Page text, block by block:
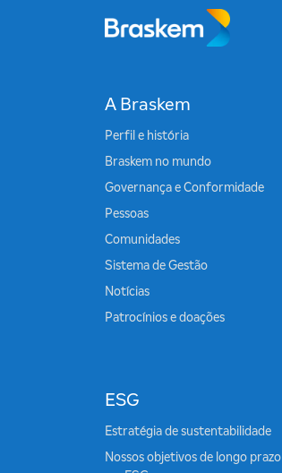
A Braskem
Perfil e história
Braskem no mundo
Governança e Conformidade
Pessoas
Comunidades
Sistema de Gestão
Notícias
Patrocínios e doações
ESG
Estratégia de sustentabilidade
Nossos objetivos de longo prazo